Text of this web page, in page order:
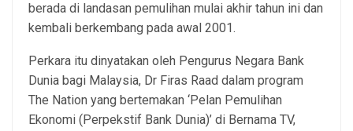
berada di landasan pemulihan mulai akhir tahun ini dan
kembali berkembang pada awal 2001.
Perkara itu dinyatakan oleh Pengurus Negara Bank
Dunia bagi Malaysia, Dr Firas Raad dalam program
The Nation yang bertemakan ‘Pelan Pemulihan
Ekonomi (Perpekstif Bank Dunia)’ di Bernama TV,